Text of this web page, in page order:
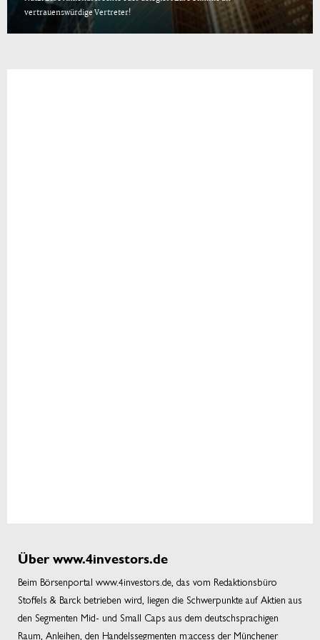
vertrauenswürdige Vertreter!
Über www.4investors.de
Beim Börsenportal www.4investors.de, das vom Redaktionsbüro
Stoffels & Barck betrieben wird, liegen die Schwerpunkte auf Aktien aus
den Segmenten Mid- und Small Caps aus dem deutschsprachigen
Raum, Anleihen, den Handelssegmenten m:access der Münchener